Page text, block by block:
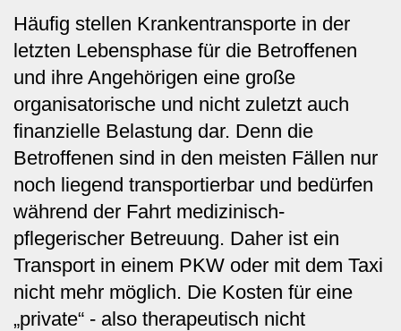
Häufig stellen Krankentransporte in der
letzten Lebensphase für die Betroffenen
und ihre Angehörigen eine große
organisatorische und nicht zuletzt auch
finanzielle Belastung dar. Denn die
Betroffenen sind in den meisten Fällen nur
noch liegend transportierbar und bedürfen
während der Fahrt medizinisch-
pflegerischer Betreuung. Daher ist ein
Transport in einem PKW oder mit dem Taxi
nicht mehr möglich. Die Kosten für eine
„private“ - also therapeutisch nicht